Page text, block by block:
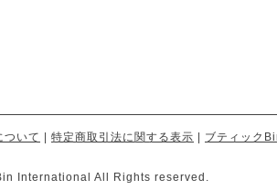
ついて 特定商取引法に関する表示 ブティック
International All Rights reserved.